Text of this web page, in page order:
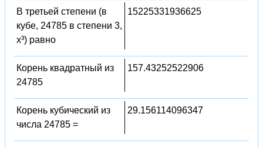
В третьей степени (в
кубе, 24785 в степени 3,
x³) равно
15225331936625
Корень квадратный из
24785
157.43252522906
Корень кубический из
числа 24785 =
29.156114096347